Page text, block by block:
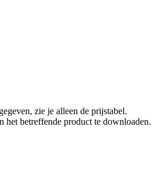
zie je alleen de prijstabel.
het betreffende product te downloaden.